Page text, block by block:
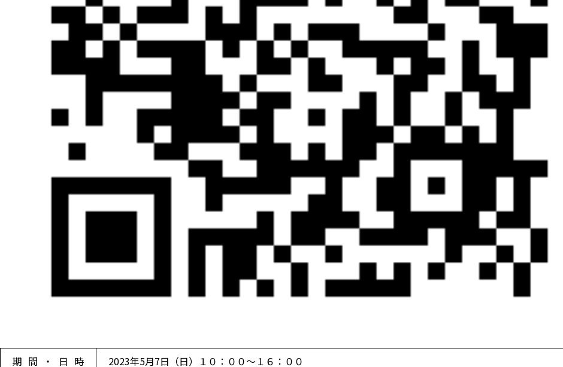
期間・日時
2023年5月7日（日）１０：００～１６：００